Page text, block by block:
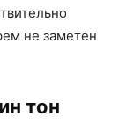
не заметен
тон